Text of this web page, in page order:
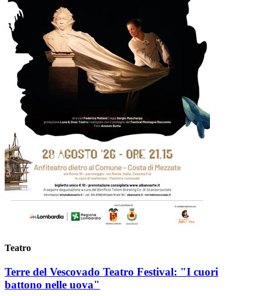
Teatro
Terre del Vescovado Teatro Festival: "I cuori
battono nelle uova"